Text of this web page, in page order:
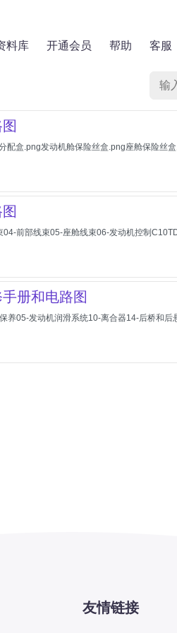
料库 开通会员 帮助 客服
配盒.png发动机舱保险丝盒.png座舱保险
前部线束05-座舱线束06-发动机控制
册和电路图
养05-发动机润滑系统10-离合器14-后桥和
友情链接